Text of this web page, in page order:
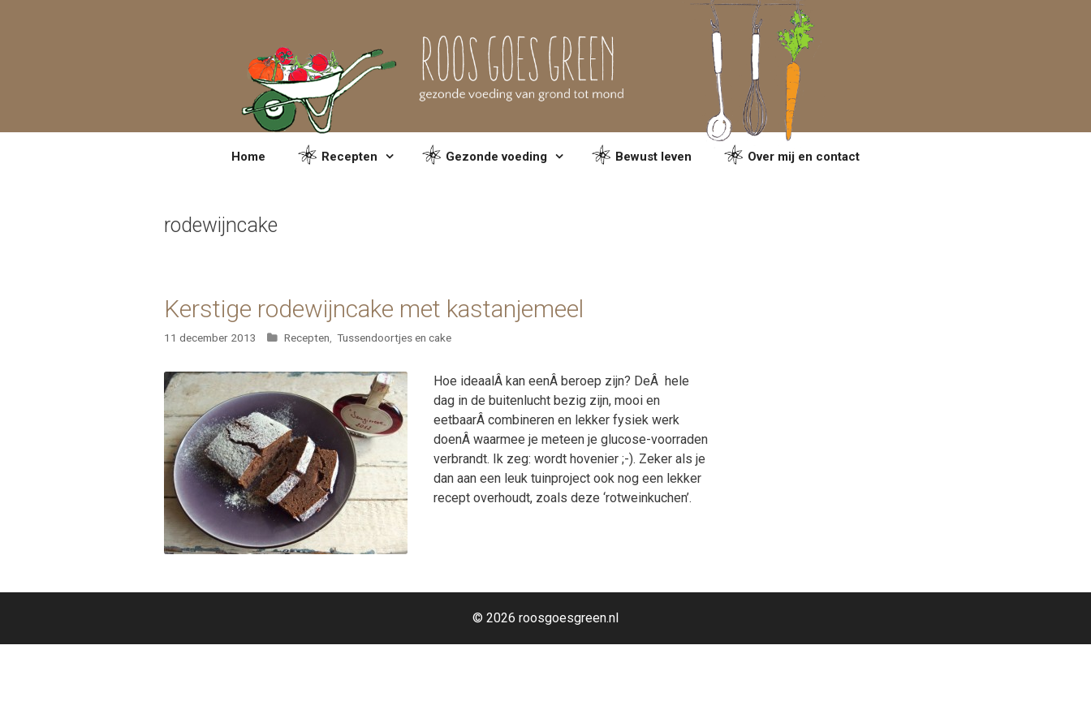
Home Recepten Gezonde voeding Bewust leven Over mij en contact
rodewijncake
Kerstige rodewijncake met kastanjemeel
11 december 2013 Categorieën
Recepten, Tussendoortjes en cake
Hoe ideaalÂ kan eenÂ beroep zijn? DeÂ hele
dag in de buitenlucht bezig zijn, mooi en
eetbaarÂ combineren en lekker fysiek werk
doenÂ waarmee je meteen je glucose-voorraden
verbrandt. Ik zeg: wordt hovenier ;-). Zeker als je
dan aan een leuk tuinproject ook nog een lekker
recept overhoudt, zoals deze ‘rotweinkuchen’.
© 2026 roosgoesgreen.nl